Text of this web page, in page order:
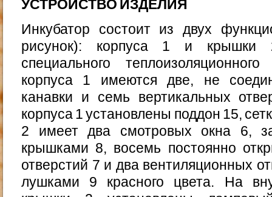
УСТРОЙСТВО ИЗДЕЛИЯ
Инкубатор состоит из двух
рисунок): корпу­са 1 и крышки
специального
корпуса 1 имеются две, не
канавки и семь вертикальных
корпуса 1 установ­лены поддон 15,
2 имеет два смотровых окна 6,
крышками 8, восемь постоянно
отверстий 7 и два вентиляционных
лушками 9 красного цвета. На